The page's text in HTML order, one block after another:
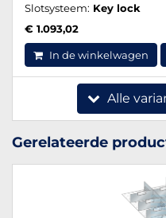
Slotsysteem: Key lock
€ 1.093,02
In de winkelwagen
Alle
Gerelateerde